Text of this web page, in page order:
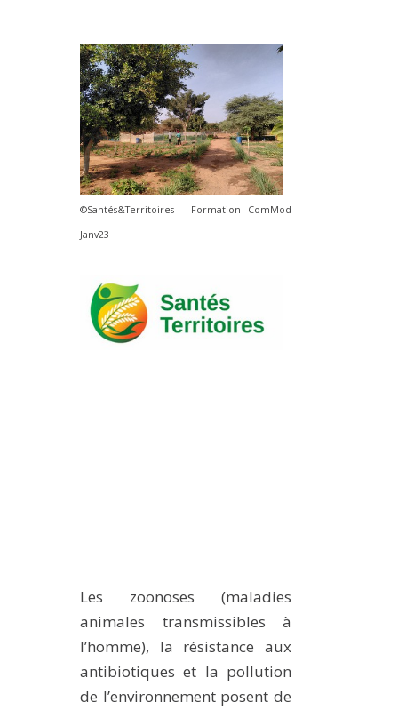
©Santés&Territoires - Formation ComMod
Janv23
Les zoonoses (maladies
animales transmissibles à
l’homme), la résistance aux
antibiotiques et la pollution
de l’environnement posent de